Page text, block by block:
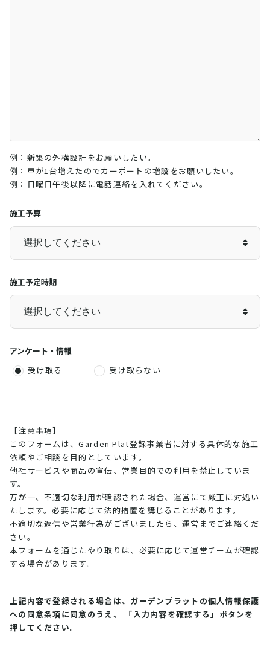
例：新築の外構設計をお願いしたい。
例：車が1台増えたのでカーポートの増設をお願いしたい。
例：日曜日午後以降に電話連絡を入れてください。
施工予算
施工予定時期
アンケート・情報
受け取る
受け取らない
【注意事項】
このフォームは、Garden Plat登録事業者に対する具体的な施工
依頼やご相談を目的としています。
他社サービスや商品の宣伝、営業目的での利用を禁止していま
す。
万が一、不適切な利用が確認された場合、運営にて厳正に対処い
たします。必要に応じて法的措置を講じることがあります。
不適切な返信や営業行為がございましたら、運営までご連絡くだ
さい。
本フォームを通じたやり取りは、必要に応じて運営チームが確認
する場合があります。
上記内容で登録される場合は、ガーデンプラットの個人情報保護
への同意条項に同意のうえ、
「入力内容を確認する」ボタンを
押してください。